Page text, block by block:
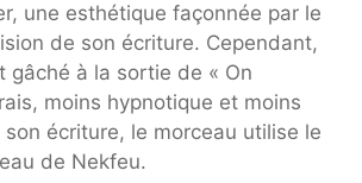
une esthétique façonnée par le
de son écriture. Cependant,
gâché à la sortie de « On
moins hypnotique et moins
écriture, le morceau utilise le
de Nekfeu.